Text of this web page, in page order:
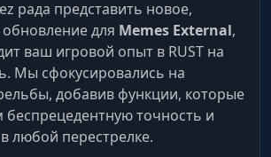
рада представить новое,
для Memes External,
ваш игровой опыт в RUST на
Мы сфокусировались на
добавив функции, которые
беспрецедентную точность и
любой перестрелке.